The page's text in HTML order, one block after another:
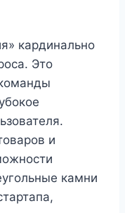
кардинально
Это
и
камни